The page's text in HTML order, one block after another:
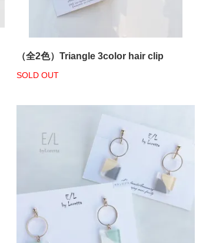
（全2色）Triangle 3color hair clip
SOLD OUT